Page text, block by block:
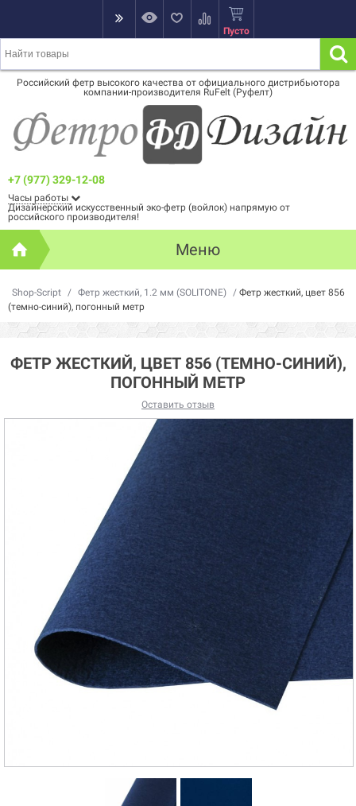
Пусто
Российский фетр высокого качества от официального дистрибьютора
компании-производителя RuFelt (Руфелт)
+7 (977) 329-12-08
Часы работы
Дизайнерский искусственный эко-фетр (войлок) напрямую от
российского производителя!
Меню
Shop-Script / Фетр жесткий, 1.2 мм (SOLITONE) / Фетр жесткий, цвет 856
(темно-синий), погонный метр
ФЕТР ЖЕСТКИЙ, ЦВЕТ 856 (ТЕМНО-СИНИЙ),
ПОГОННЫЙ МЕТР
Оставить отзыв